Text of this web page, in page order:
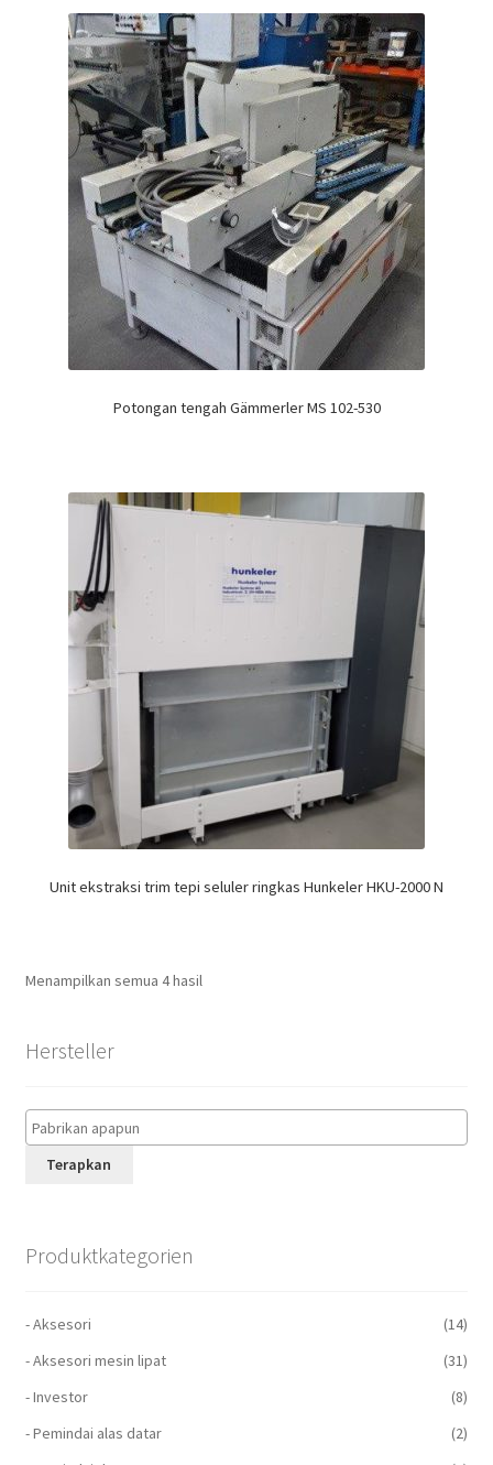
Potongan tengah Gämmerler MS 102-530
Unit ekstraksi trim tepi seluler ringkas Hunkeler HKU-2000 N
Menampilkan semua 4 hasil
Hersteller
Terapkan
Produktkategorien
- Aksesori
(14)
- Aksesori mesin lipat
(31)
- Investor
(8)
- Pemindai alas datar
(2)